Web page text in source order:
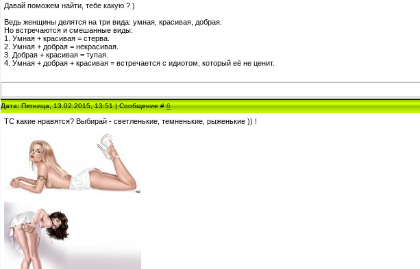
Давай поможем найти, тебе какую ? )
Ведь женщины делятся на три вида: умная, красивая, добрая.
Но встречаются и смешанные виды:
1. Умная + красивая = стерва.
2. Умная + добрая = некрасивая.
3. Добрая + красивая = тупая.
4. Умная + добрая + красивая = встречается с идиотом, который её не ценит.
Дата: Пятница, 13.02.2015, 13:51 | Сообщение #6
ТС какие нравятся? Выбирай - светленькие, темненькие, рыженькие )) !